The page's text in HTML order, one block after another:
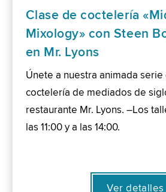
Clase de coctelería
Mixology» con Steen
en Mr. Lyons
Únete a nuestra animada
coctelería de mediados de
restaurante Mr. Lyons. –Los
las 11:00 y a las 14:00.
Ver detalles